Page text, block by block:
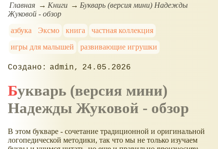
Главная Книги
Букварь (версия мини) Надежды
Жуковой - обзор
азбука
Эксмо книга
частная коллекция
игры для малышей
развивающие игрушки
admin 24.05.2026
Букварь (версия мини)
Надежды Жуковой - обзор
В этом букваре - сочетание традиционной и оригинальной
логопедической методики, так что мы не только изучаем